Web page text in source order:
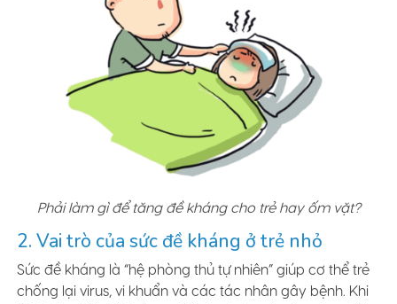
Phải làm gì để tăng đề kháng cho trẻ hay ốm vặt?
2. Vai trò của sức đề kháng ở trẻ nhỏ
Sức đề kháng là “hệ phòng thủ tự nhiên” giúp cơ thể trẻ
chống lại virus, vi khuẩn và các tác nhân gây bệnh. Khi